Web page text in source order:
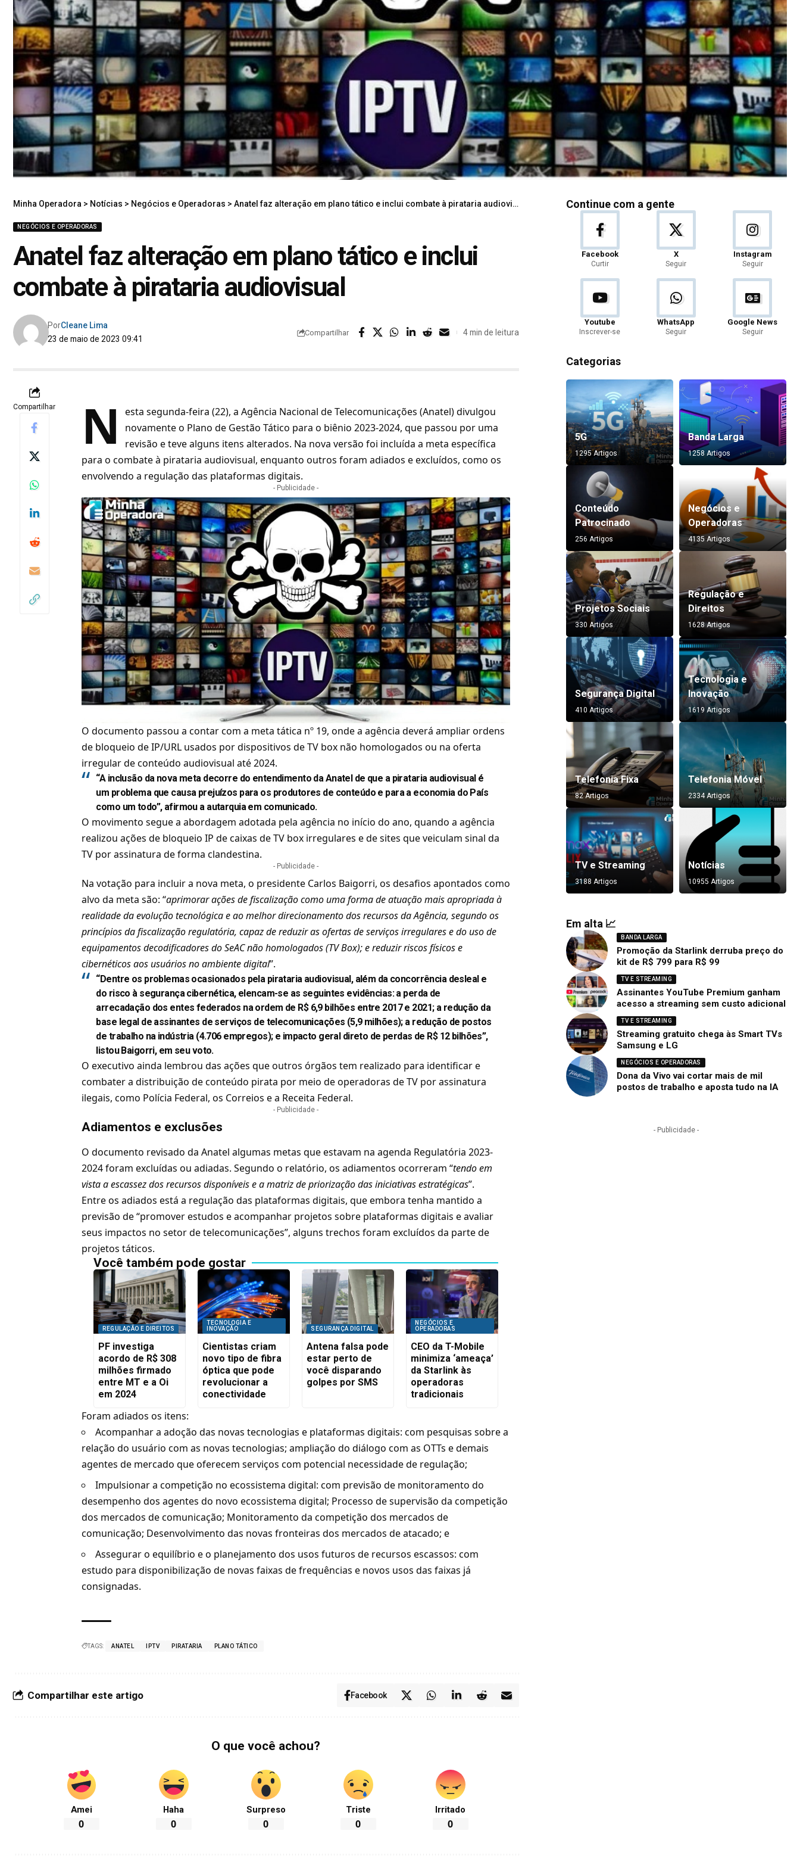
Minha Operadora > Notícias > Negócios e Operadoras > Anatel faz alteração em plano tático e inclui combate à pirataria audiovisual
NEGÓCIOS E OPERADORAS
Anatel faz alteração em plano tático e inclui
combate à pirataria audiovisual
23 de maio de 2023 09:41
PorCleane Lima
Compartilhar 4 min de leitura
Compartilhar N
esta segunda-feira (22), a Agência Nacional de Telecomunicações (Anatel) divulgou
novamente o Plano de Gestão Tático para o biênio 2023-2024, que passou por uma
revisão e teve alguns itens alterados. Na nova versão foi incluída a meta específica
para o combate à pirataria audiovisual, enquanto outros foram adiados e excluídos, como os
envolvendo a regulação das plataformas digitais.
- Publicidade -
O documento passou a contar com a meta tática nº 19, onde a agência deverá ampliarordens
de bloqueio de IP/URL usados por dispositivos de TV box não homologados ou na oferta
irregular de conteúdo audiovisual até 2024.
“A inclusão da nova meta decorre do entendimento da Anatel de que a pirataria audiovisual é
um problema que causa prejuízos para os produtores de conteúdo e para a economia do País
como um todo”, afirmou a autarquia em comunicado.
O movimento segue a abordagem adotada pela agência no início do ano, quando a agência
realizou ações de bloqueio IP de caixas de TV box irregulares e de sites que veiculam sinal da
TV por assinatura de forma clandestina.
- Publicidade -
Na votação para incluir a nova meta, o presidente Carlos Baigorri, os desafios apontados como
alvo da meta são: “aprimorar ações de fiscalização como uma forma de atuação mais apropriada à
realidade da evolução tecnológica e ao melhor direcionamento dos recursos da Agência, segundo os
princípios da fiscalização regulatória, capaz de reduzir as ofertas de serviços irregulares e do uso de
equipamentos decodificadores do SeAC não homologados (TV Box); e reduzir riscos físicos e
cibernéticos aos usuários no ambiente digital”.
“Dentre os problemas ocasionados pela pirataria audiovisual, além da concorrência desleal e
do risco à segurança cibernética, elencam-se as seguintes evidências: a perda de
arrecadação dos entes federados na ordem de R$ 6,9 bilhões entre 2017 e 2021; a redução da
base legal de assinantes de serviços de telecomunicações (5,9 milhões); a redução de postos
de trabalho na indústria (4.706 empregos); e impacto geral direto de perdas de R$ 12 bilhões”,
listou Baigorri, em seu voto.
O executivo ainda lembrou das ações que outros órgãos tem realizado para identificar e
combater a distribuição de conteúdo pirata por meio de operadoras de TV por assinatura
ilegais, como Polícia Federal, os Correios e a Receita Federal.
- Publicidade -
Adiamentos e exclusões
Odocumento revisado da Anatel algumas metas que estavam na agenda Regulatória 2023-
2024 foram excluídas ou adiadas. Segundo o relatório, os adiamentos ocorreram “tendo em
vista a escassez dos recursos disponíveis e a matriz de priorização das iniciativas estratégicas”.
Entre os adiados está a regulação das plataformas digitais, que embora tenha mantido a
previsão de “promover estudos e acompanhar projetos sobre plataformas digitais e avaliar
seus impactos no setor de telecomunicações”, alguns trechos foram excluídos da parte de
projetos táticos.
Você também pode gostar
REGULAÇÃO E DIREITOS
PF investiga
acordo de R$ 308
milhões firmado
entre MT e a Oi
em 2024
TECNOLOGIA E
INOVAÇÃO
Cientistas criam
novo tipo de fibra
óptica que pode
revolucionar a
conectividade
SEGURANÇA DIGITAL
Antena falsa pode
estar perto de
você disparando
golpes por SMS
NEGÓCIOS E
OPERADORAS
CEO da T-Mobile
minimiza ‘ameaça’
da Starlink às
operadoras
tradicionais
Foram adiados os itens:
Acompanhar a adoção das novas tecnologias e plataformas digitais: com pesquisas sobre a
relação do usuário com as novas tecnologias; ampliação do diálogo com as OTTs e demais
agentes de mercado que oferecem serviços com potencial necessidade de regulação;
Impulsionar a competição no ecossistema digital: com previsão de monitoramento do
desempenho dos agentes do novo ecossistema digital; Processo de supervisão da competição
dos mercados de comunicação; Monitoramento da competição dos mercados de
comunicação; Desenvolvimento das novas fronteiras dos mercados de atacado; e
Assegurar o equilíbrio e o planejamento dos usos futuros de recursos escassos: com
estudo para disponibilização de novas faixas de frequências e novos usos das faixas já
consignadas.
TAGS: ANATEL IPTV PIRATARIA PLANO TÁTICO
Compartilhar este artigo Facebook
O que você achou?
Amei
0
Haha
0
Surpreso
0
Triste
0
Irritado
0
Continue com a gente
Facebook
Curtir
X
Seguir
Instagram
Seguir
Youtube
Inscrever-se
WhatsApp
Seguir
Google News
Seguir
Categorias
5G
1295 Artigos
Banda Larga
1258 Artigos
Conteúdo
Patrocinado
256 Artigos
Negócios e
Operadoras
4135 Artigos
Projetos Sociais
330 Artigos
Regulação e
Direitos
1628 Artigos
Segurança Digital
410 Artigos
Tecnologia e
Inovação
1619 Artigos
Telefonia Fixa
82 Artigos
Telefonia Móvel
2334 Artigos
TV e Streaming
3188 Artigos
Notícias
10955 Artigos
Em alta 📈
BANDA LARGA
Promoção da Starlink derruba preço do
kit de R$ 799 para R$ 99
TV E STREAMING
Assinantes YouTube Premium ganham
acesso a streaming sem custo adicional
TV E STREAMING
Streaming gratuito chega às Smart TVs
Samsung e LG
NEGÓCIOS E OPERADORAS
Dona da Vivo vai cortar mais de mil
postos de trabalho e aposta tudo na IA
- Publicidade -